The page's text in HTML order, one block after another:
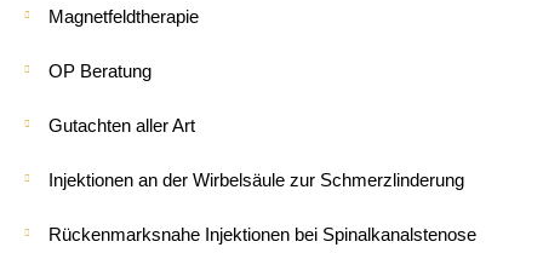
Magnetfeldtherapie
OP Beratung
Gutachten aller Art
Injektionen an der Wirbelsäule zur Schmerzlinderung
Rückenmarksnahe Injektionen bei Spinalkanalstenose